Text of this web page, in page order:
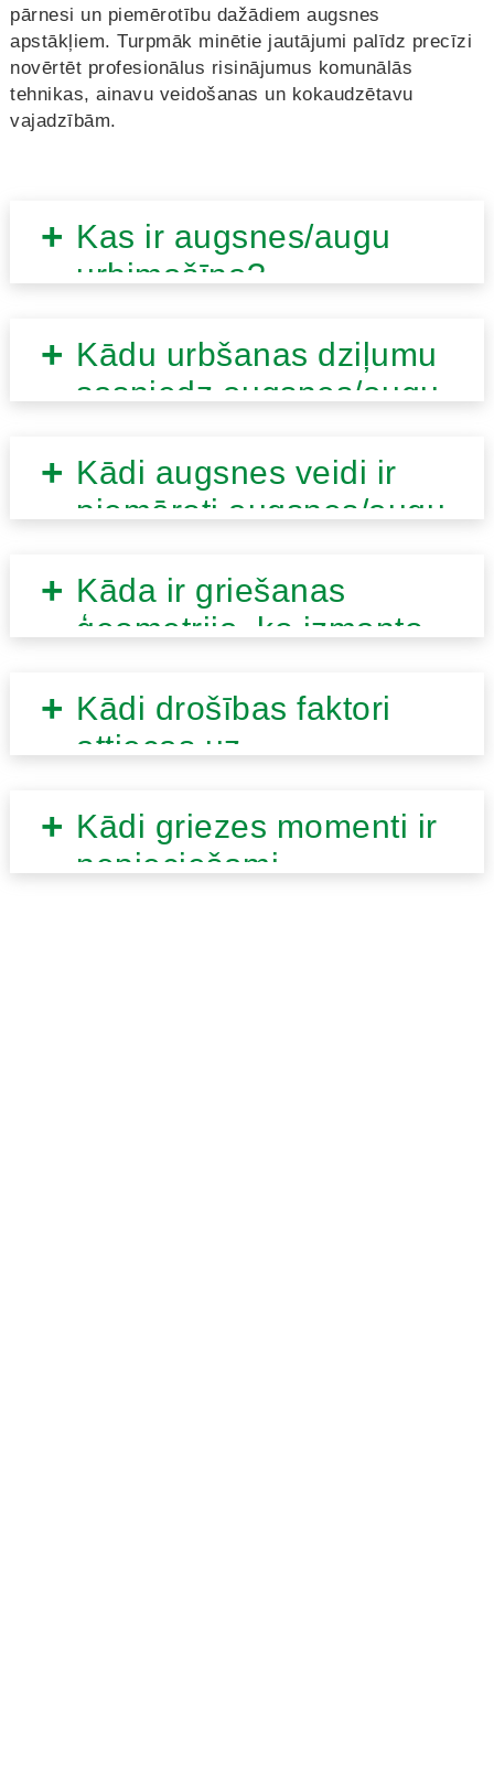
pārnesi un piemērotību dažādiem augsnes
apstākļiem. Turpmāk minētie jautājumi palīdz precīzi
novērtēt profesionālus risinājumus komunālās
tehnikas, ainavu veidošanas un kokaudzētavu
vajadzībām.
Kas ir augsnes/augu
urbjmašīna?
Kādu urbšanas dziļumu
sasniedz augsnes/augu
Kādi augsnes veidi ir
piemēroti augsnes/augu
iekārtām?
Kāda ir griešanas
ģeometrija, ko izmanto
urbjmašīnām?
Kādi drošības faktori
attiecas uz
Kādi griezes momenti ir
nepieciešami